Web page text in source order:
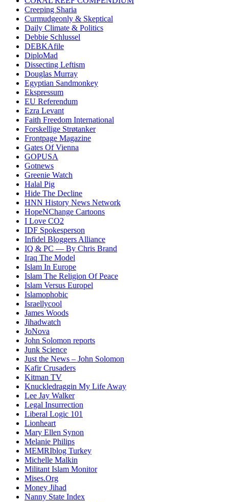
Creeping Sharia
Curmudgeonly & Skeptical
Daily Climate & Politics
Debbie Schlussel
DEBKAfile
DiploMad
Dissecting Leftism
Douglas Murray
Egyptian Sandmonkey
Ekspressum
EU Referendum
Ezra Levant
Faith Freedom International
Forskellige Strøtanker
Frontpage Magazine
Gates Of Vienna
GOPUSA
Gotnews
Greenie Watch
Halal Pig
Hide The Decline
HNN History News Network
HopeNChange Cartoons
I Love CO2
IDF Spokesperson
Infidel Bloggers Alliance
IQ & PC — By Chris Brand
Iraq The Model
Islam In Europe
Islam The Religion Of Peace
Islam Versus Europel
Islamophobic
Israellycool
James Woods
Jihadwatch
JoNova
John Solomon reports
Junk Science
Just the News – John Solomon
Kafir Crusaders
Kitman TV
Knuckledraggin My Life Away
Lee Jay Walker
Legal Insurrection
Liberal Logic 101
Lionheart
Mary Ellen Synon
Melanie Philips
MEMRIblog Turkey
Michelle Malkin
Militant Islam Monitor
Mises.Org
Money Jihad
Nanny State Index